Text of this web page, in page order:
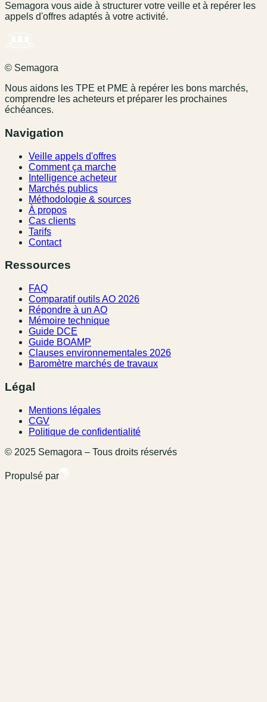
Semagora vous aide à structurer votre veille et à repérer les
appels d'offres adaptés à votre activité.
© Semagora
Nous aidons les TPE et PME à repérer les bons marchés,
comprendre les acheteurs et préparer les prochaines
échéances.
Navigation
Veille appels d'offres
Comment ça marche
Intelligence acheteur
Marchés publics
Méthodologie & sources
À propos
Cas clients
Tarifs
Contact
Ressources
FAQ
Comparatif outils AO 2026
Répondre à un AO
Mémoire technique
Guide DCE
Guide BOAMP
Clauses environnementales 2026
Baromètre marchés de travaux
Légal
Mentions légales
CGV
Politique de confidentialité
© 2025 Semagora – Tous droits réservés
Propulsé par